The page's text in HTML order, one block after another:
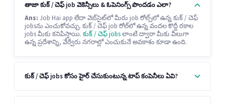
తాజా కుక్ / చెఫ్ job వెకెన్సీలు & ఓపెనింగ్స్ పొందడం ఎలా?
Ans: Job Hai app లేదా వెబ్‌సైట్‌లో మీరు job రోల్స్‌లో ఉన్న కుక్ / చెఫ్
jobsను ఎంచుకోవచ్చు. కుక్ / చెఫ్ job రోల్‌లో ఉన్న వందల కొద్దీ రకాల
jobs మీకు కనిపిస్తాయి. కుక్ / చెఫ్ jobsలాంటి ద్వారా మీకు వీలుగా
ఉన్న ప్రదేశాన్ని, వేర్వేరు నగరాల్లో ఎంచుకునే అవకాశం కూడా ఉంది.
కుక్ / చెఫ్ jobs కోసం హైర్ చేసుకుంటున్న టాప్ కంపెనీలు ఏవి?